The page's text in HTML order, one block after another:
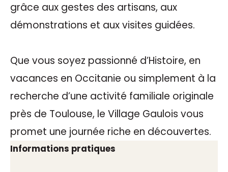
grâce aux gestes des artisans, aux
démonstrations et aux visites guidées.
Que vous soyez passionné d’Histoire, en
vacances en Occitanie ou simplement à la
recherche d’une activité familiale originale
près de Toulouse, le Village Gaulois vous
promet une journée riche en découvertes.
Informations pratiques